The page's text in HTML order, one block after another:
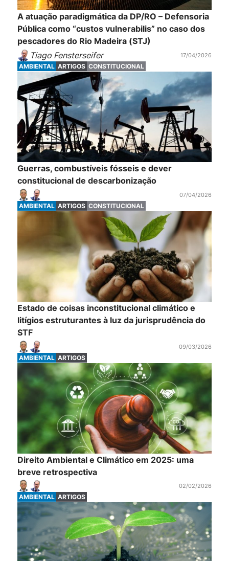
A atuação paradigmática da DP/RO – Defensoria
Pública como “custos vulnerabilis” no caso dos
pescadores do Rio Madeira (STJ)
Tiago Fensterseifer
17/04/2026
AMBIENTAL ARTIGOS CONSTITUCIONAL
Guerras, combustíveis fósseis e dever
constitucional de descarbonização
07/04/2026
AMBIENTAL ARTIGOS CONSTITUCIONAL
Estado de coisas inconstitucional climático e
litígios estruturantes à luz da jurisprudência do
STF
09/03/2026
AMBIENTAL ARTIGOS
Direito Ambiental e Climático em 2025: uma
breve retrospectiva
02/02/2026
AMBIENTAL ARTIGOS